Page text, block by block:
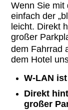
Wenn Sie mit
einfach der
leicht. Direkt
großer
dem Fahrrad
dem Hotel
W-LAN
Direkt
großer